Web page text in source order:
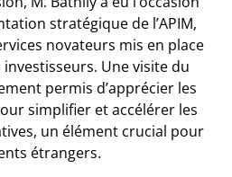
stratégique de l’APIM,
novateurs mis en place
Une visite du
permis d’apprécier les
simplifier et accélérer les
un élément crucial pour
étrangers.